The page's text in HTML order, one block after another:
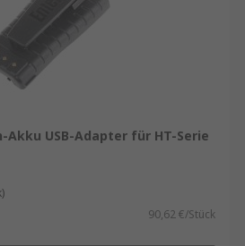
USB-Adapter für HT-Serie
90,62 €/Stück